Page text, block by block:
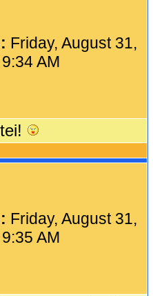
Friday, August 31,
AM
Friday, August 31,
AM